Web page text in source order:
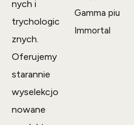
nych i
trychologic
znych.
Oferujemy
starannie
wyselekcjo
nowane
Gamma piu
Immortal